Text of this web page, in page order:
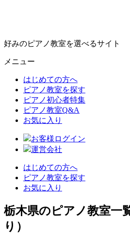
好みのピアノ教室を選べるサイト
メニュー
はじめての方へ
ピアノ教室を探す
ピアノ初心者特集
ピアノ教室Q&A
お気に入り
お客様ログイン
運営会社
はじめての方へ
ピアノ教室を探す
お気に入り
栃木県のピアノ教室一
り）